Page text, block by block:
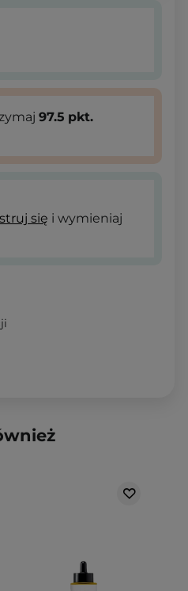
97.5 pkt.
się i wymieniaj